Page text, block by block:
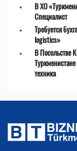
В ХО
Специалист
Требуется
logistics»
В Посольстве
техника